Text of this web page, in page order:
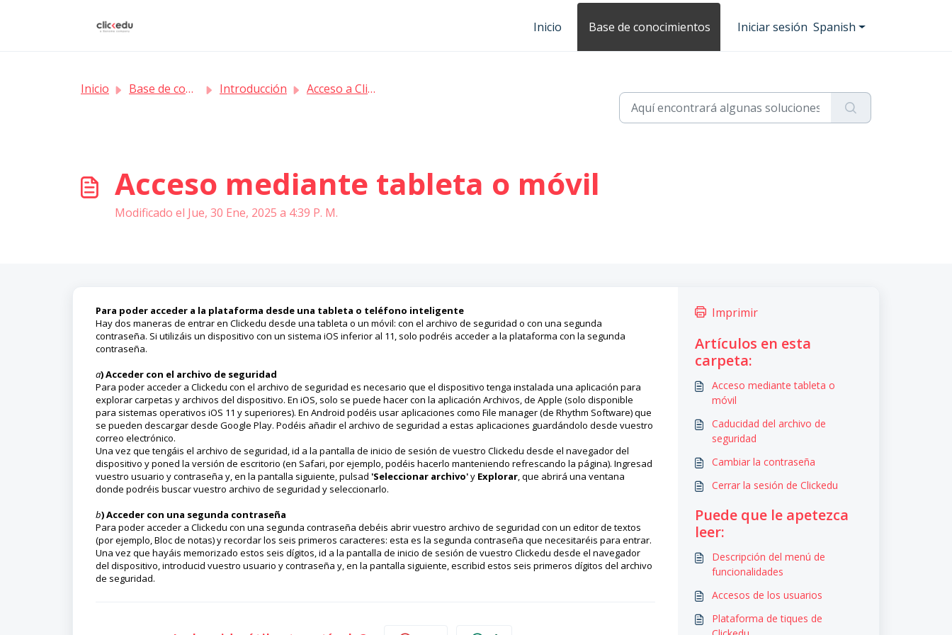
Inicio
Base de conocimientos Iniciar sesión Spanish
Inicio Base de conocimientos Introducción Acceso a Clickedu
Acceso mediante tableta o móvil
Modificado el Jue, 30 Ene, 2025 a 4:39 P. M.
Para poder acceder a la plataforma desde una tableta o teléfono inteligente
Hay dos maneras de entrar en Clickedu desde una tableta o un móvil: con el archivo de seguridad o con una segunda
contraseña. Si utilizáis un dispositivo con un sistema iOS inferior al 11, solo podréis acceder a la plataforma con la segunda
contraseña.
a) Acceder con el archivo de seguridad
Para poder acceder a Clickedu con el archivo de seguridad es necesario que el dispositivo tenga instalada una aplicación para
explorar carpetas y archivos del dispositivo. En iOS, solo se puede hacer con la aplicación Archivos, de Apple (solo disponible
para sistemas operativos iOS 11 y superiores). En Android podéis usar aplicaciones como File manager (de Rhythm Software) que
se pueden descargar desde Google Play. Podéis añadir el archivo de seguridad a estas aplicaciones guardándolo desde vuestro
correo electrónico.
Una vez que tengáis el archivo de seguridad, id a la pantalla de inicio de sesión de vuestro Clickedu desde el navegador del
dispositivo y poned la versión de escritorio (en Safari, por ejemplo, podéis hacerlo manteniendo refrescando la página). Ingresad
vuestro usuario y contraseña y, en la pantalla siguiente, pulsad 'Seleccionar archivo'y Explorar, que abrirá una ventana
donde podréis buscar vuestro archivo de seguridad y seleccionarlo.
b) Acceder con una segunda contraseña
Para poder acceder a Clickedu con una segunda contraseña debéis abrir vuestro archivo de seguridad con un editor de textos
(por ejemplo, Bloc de notas) y recordar los seis primeros caracteres: esta es la segunda contraseña que necesitaréis para entrar.
Una vez que hayáis memorizado estos seis dígitos, id a la pantalla de inicio de sesión de vuestro Clickedu desde el navegador
del dispositivo, introducid vuestro usuario y contraseña y, en la pantalla siguiente, escribid estos seis primeros dígitos del archivo
de seguridad.
Imprimir
Artículos en esta
carpeta:
Acceso mediante tableta o
móvil
Caducidad del archivo de
seguridad
Cambiar la contraseña
Cerrar la sesión de Clickedu
Puede que le apetezca
leer:
Descripción del menú de
funcionalidades
Accesos de los usuarios
Plataforma de tiques de